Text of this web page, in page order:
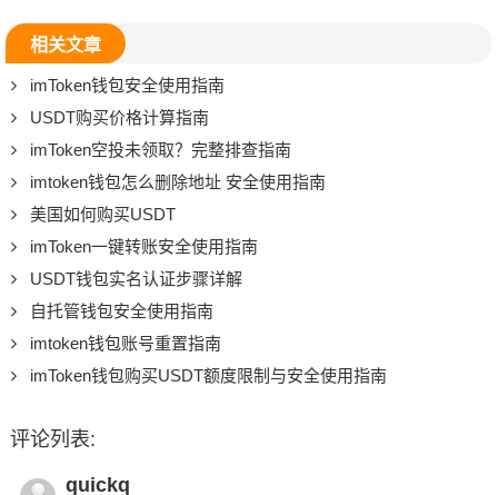
相关文章
imToken钱包安全使用指南
USDT购买价格计算指南
imToken空投未领取？完整排查指南
imtoken钱包怎么删除地址 安全使用指南
美国如何购买USDT
imToken一键转账安全使用指南
USDT钱包实名认证步骤详解
自托管钱包安全使用指南
imtoken钱包账号重置指南
imToken钱包购买USDT额度限制与安全使用指南
评论列表:
quickq